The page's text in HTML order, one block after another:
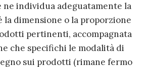
individua adeguatamente la
la dimensione o la proporzione
pertinenti, accompagnata
che specifichi le modalità di
sui prodotti (rimane fermo